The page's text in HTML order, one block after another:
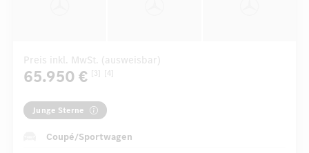
Preis inkl. MwSt. (ausweisbar)
65.950 € [3] [4]
Junge Sterne
Coupé/Sportwagen